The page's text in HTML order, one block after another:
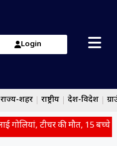
Login
राज्य-शहर राष्ट्रीय देश-विदेश
टीचर की मौत, 15 बच्चे